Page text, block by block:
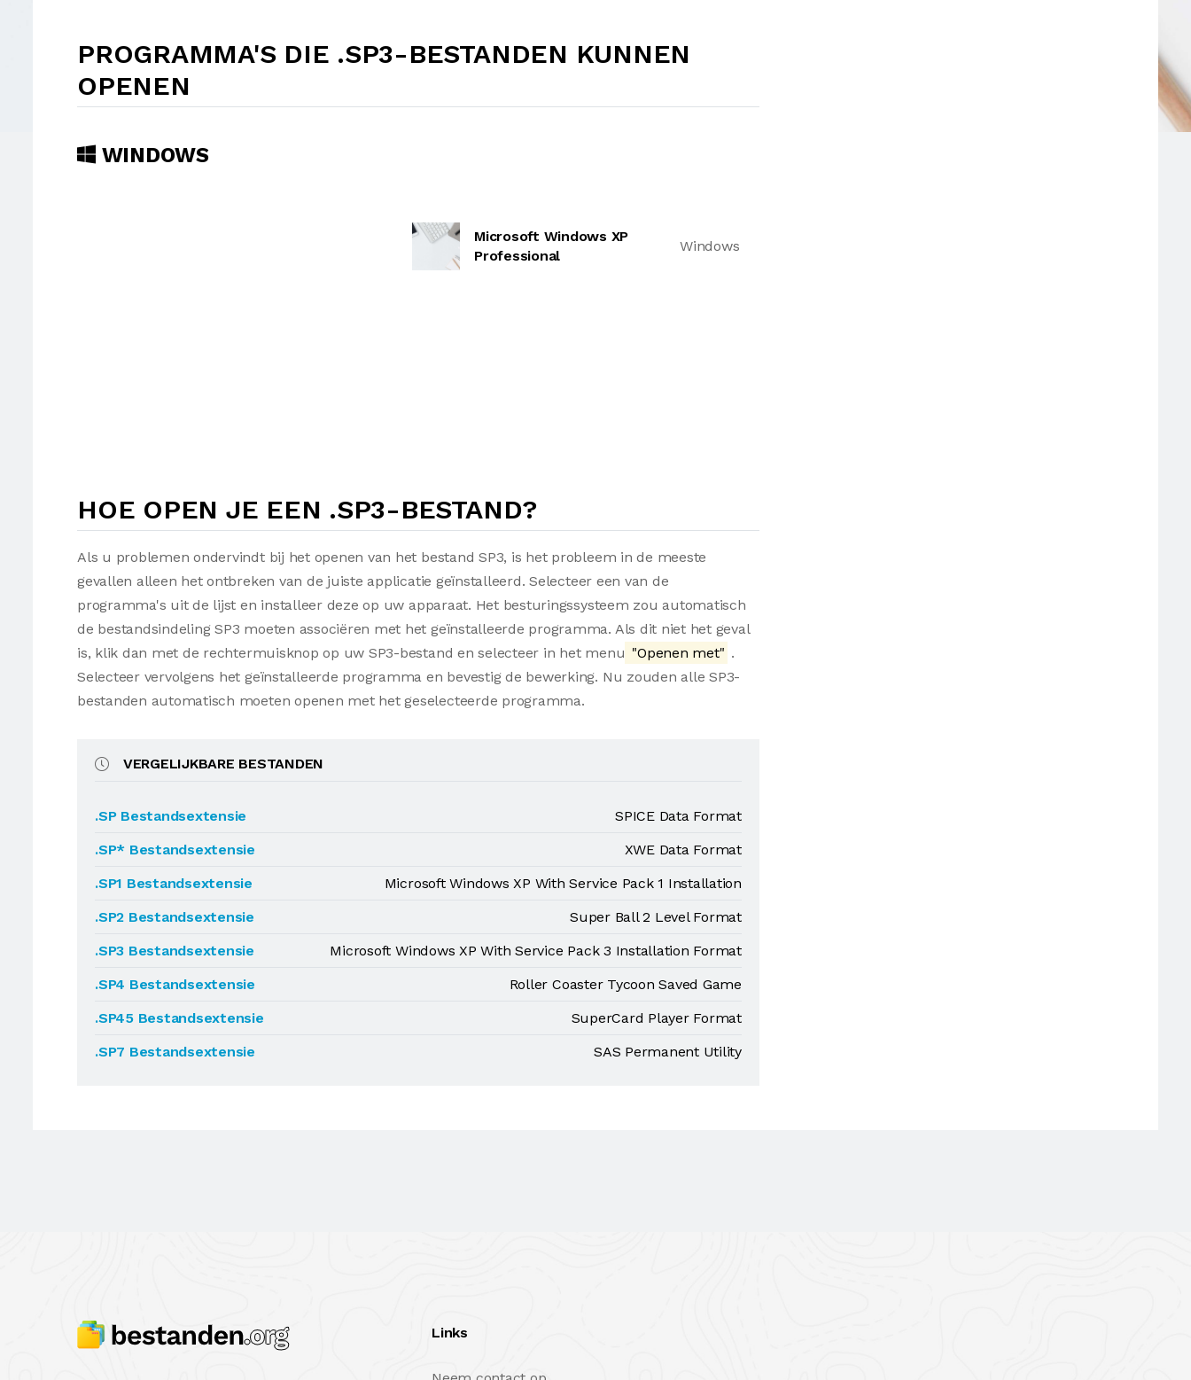
PROGRAMMA'S DIE .SP3-BESTANDEN KUNNEN
OPENEN
WINDOWS
Microsoft Windows XP
Professional
Windows
HOE OPEN JE EEN .SP3-BESTAND?
Als u problemen ondervindt bij het openen van het bestand SP3, is het probleem in de meeste
gevallen alleen het ontbreken van de juiste applicatie geïnstalleerd. Selecteer een van de
programma's uit de lijst en installeer deze op uw apparaat. Het besturingssysteem zou automatisch
de bestandsindeling SP3 moeten associëren met het geïnstalleerde programma. Als dit niet het geval
is, klik dan met de rechtermuisknop op uw SP3-bestand en selecteer in het menu "Openen met" .
Selecteer vervolgens het geïnstalleerde programma en bevestig de bewerking. Nu zouden alle SP3-
bestanden automatisch moeten openen met het geselecteerde programma.
VERGELIJKBARE BESTANDEN
.SP Bestandsextensie
SPICE Data Format
.SP* Bestandsextensie
XWE Data Format
.SP1 Bestandsextensie
Microsoft Windows XP With Service Pack 1 Installation
.SP2 Bestandsextensie
Super Ball 2 Level Format
.SP3 Bestandsextensie
Microsoft Windows XP With Service Pack 3 Installation Format
.SP4 Bestandsextensie
Roller Coaster Tycoon Saved Game
.SP45 Bestandsextensie
SuperCard Player Format
.SP7 Bestandsextensie
SAS Permanent Utility
Links